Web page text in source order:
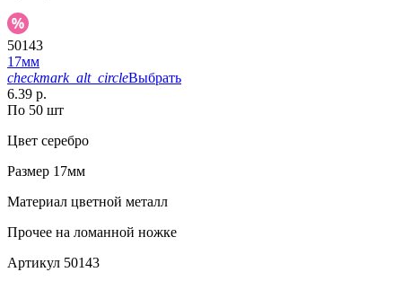
50143
17мм
checkmark_alt_circleВыбрать
6.39 р.
По 50 шт
Цвет серебро
Размер 17мм
Материал цветной металл
Прочее на ломанной ножке
Артикул 50143